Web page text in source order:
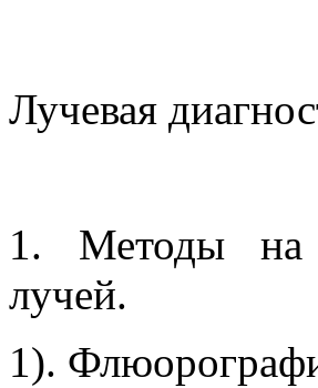
Лучевая
1. Методы на
лучей.
1).